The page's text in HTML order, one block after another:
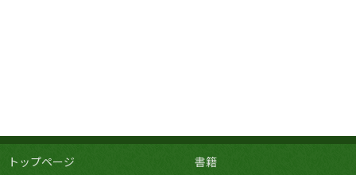
トップページ
書籍